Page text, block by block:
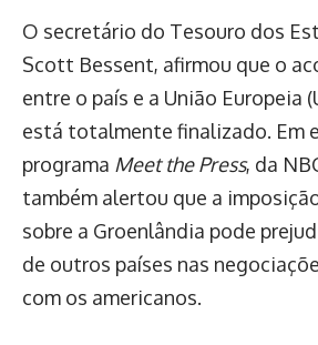
O secretário do Tesouro dos
Scott Bessent, afirmou que o
entre o país e a União Europeia
está totalmente finalizado. Em
programa Meet the Press, da
também alertou que a
sobre a Groenlândia pode
de outros países nas
com os americanos.